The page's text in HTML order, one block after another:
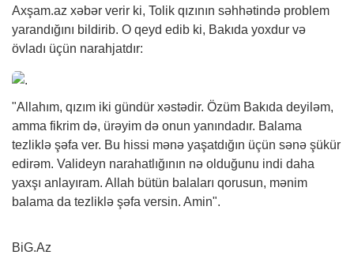
Axşam.az xəbər verir ki, Tolik qızının səhhətində problem
yarandığını bildirib. O qeyd edib ki, Bakıda yoxdur və
övladı üçün narahjatdır:
"Allahım, qızım iki gündür xəstədir. Özüm Bakıda deyiləm,
amma fikrim də, ürəyim də onun yanındadır. Balama
tezliklə şəfa ver. Bu hissi mənə yaşatdığın üçün sənə şükür
edirəm. Valideyn narahatlığının nə olduğunu indi daha
yaxşı anlayıram. Allah bütün balaları qorusun, mənim
balama da tezliklə şəfa versin. Amin".
BiG.Az